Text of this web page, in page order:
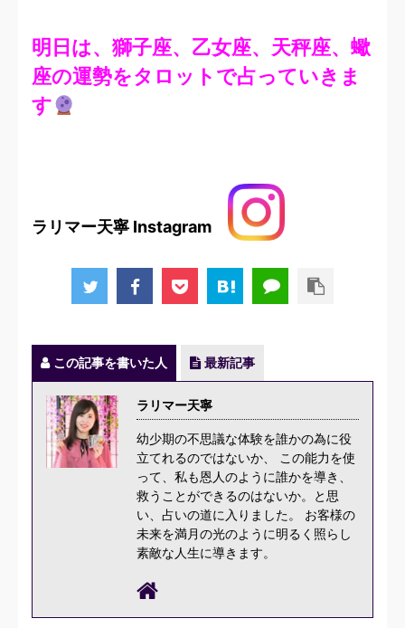
明日は、獅子座、乙女座、天秤座、蠍
座の運勢をタロットで占っていきま
す
ラリマー天寧 Instagram
この記事を書いた人 最新記事
ラリマー天寧
幼少期の不思議な体験を誰かの為に役
立てれるのではないか、 この能力を使
って、私も恩人のように誰かを導き、
救うことができるのはないか。と思
い、占いの道に入りました。 お客様の
未来を満月の光のように明るく照らし
素敵な人生に導きます。